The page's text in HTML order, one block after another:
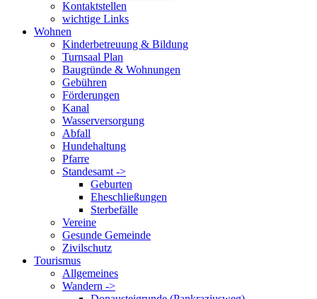
Kontaktstellen
wichtige Links
Wohnen
Kinderbetreuung & Bildung
Turnsaal Plan
Baugründe & Wohnungen
Gebühren
Förderungen
Kanal
Wasserversorgung
Abfall
Hundehaltung
Pfarre
Standesamt ->
Geburten
Eheschließungen
Sterbefälle
Vereine
Gesunde Gemeinde
Zivilschutz
Tourismus
Allgemeines
Wandern ->